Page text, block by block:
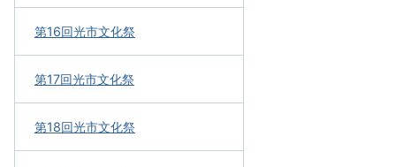
第16回光市文化祭
第17回光市文化祭
第18回光市文化祭